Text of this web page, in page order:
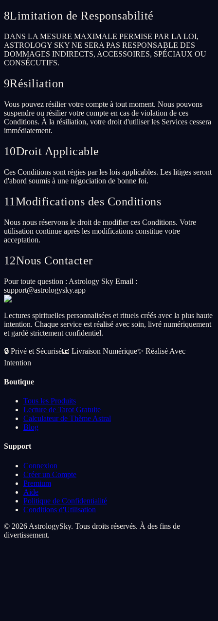
8Limitation de Responsabilité
DANS LA MESURE MAXIMALE PERMISE PAR LA LOI,
ASTROLOGY SKY NE SERA PAS RESPONSABLE DES
DOMMAGES INDIRECTS, ACCESSOIRES, SPÉCIAUX OU
CONSÉCUTIFS.
9Résiliation
Vous pouvez résilier votre compte à tout moment. Nous pouvons
suspendre ou résilier votre compte en cas de violation de ces
Conditions. À la résiliation, votre droit d'utiliser les Services cessera
immédiatement.
10Droit Applicable
Ces Conditions sont régies par les lois applicables. Les litiges seront
d'abord soumis à une négociation de bonne foi.
11Modifications des Conditions
Nous nous réservons le droit de modifier ces Conditions. Votre
utilisation continue après les modifications constitue votre
acceptation.
12Nous Contacter
Pour toute question : Astrology Sky Email :
support@astrologysky.app
Lectures spirituelles personnalisées et rituels créés avec la plus haute
intention. Chaque service est réalisé avec soin, livré numériquement
et gardé strictement confidentiel.
🔒 Privé et Sécurisé📧 Livraison Numérique✨ Réalisé Avec
Intention
Boutique
Tous les Produits
Lecture de Tarot Gratuite
Calculateur de Thème Astral
Blog
Support
Connexion
Créer un Compte
Premium
Aide
Politique de Confidentialité
Conditions d'Utilisation
© 2026 AstrologySky. Tous droits réservés. À des fins de
divertissement.